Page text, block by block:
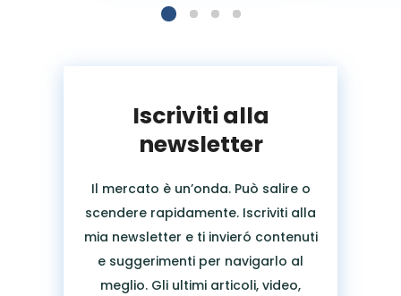
Iscriviti alla
newsletter
Il mercato è un’onda. Può salire o
scendere rapidamente. Iscriviti alla
mia newsletter e ti invieró contenuti
e suggerimenti per navigarlo al
meglio. Gli ultimi articoli, video,